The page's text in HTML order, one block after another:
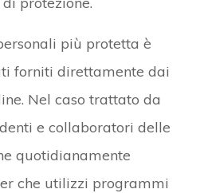
più protetta è
forniti direttamente dai
Nel caso trattato da
e collaboratori delle
quotidianamente
che utilizzi programmi